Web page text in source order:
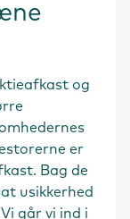
og
er
Bag de
usikkerhed
går vi ind i